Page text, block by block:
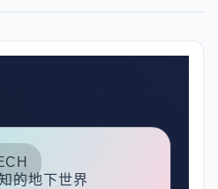
的地下世界